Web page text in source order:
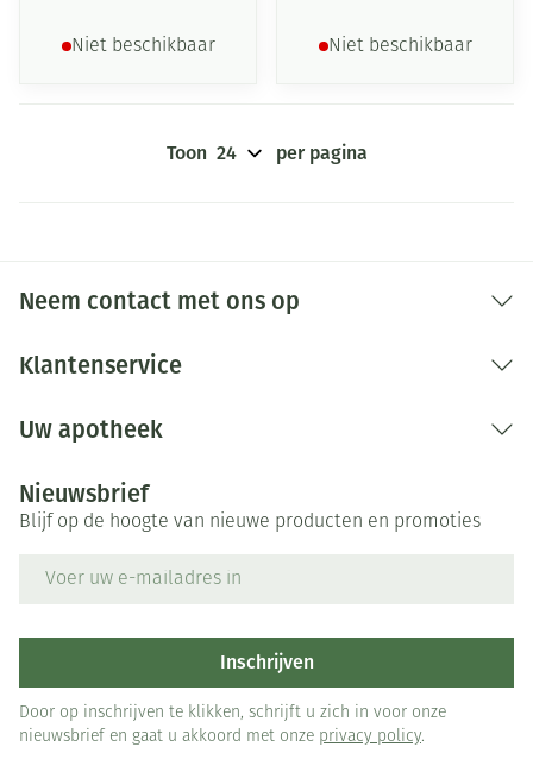
Niet beschikbaar Niet beschikbaar
Toon per pagina
Neem contact met ons op
Klantenservice
Uw apotheek
Nieuwsbrief
Blijf op de hoogte van nieuwe producten en promoties
Inschrijven
Door op inschrijven te klikken, schrijft u zich in voor onze
nieuwsbrief en gaat u akkoord met onze privacy policy.